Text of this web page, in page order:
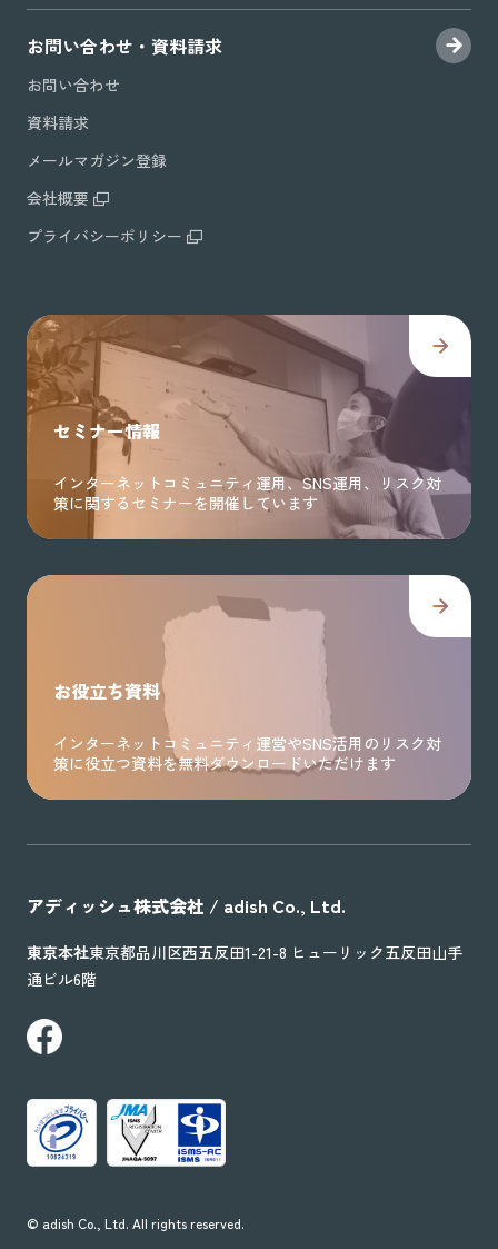
お問い合わせ・資料請求
お問い合わせ
資料請求
メールマガジン登録
会社概要
プライバシーポリシー
セミナー情報
インターネットコミュニティ運用、SNS運用、リスク対
策に関するセミナーを開催しています
お役立ち資料
インターネットコミュニティ運営やSNS活用のリスク対
策に役立つ資料を無料ダウンロードいただけます
アディッシュ株式会社 / adish Co., Ltd.
東京本社東京都品川区西五反田1-21-8 ヒューリック五反田山手
通ビル6階
©︎ adish Co., Ltd. All rights reserved.